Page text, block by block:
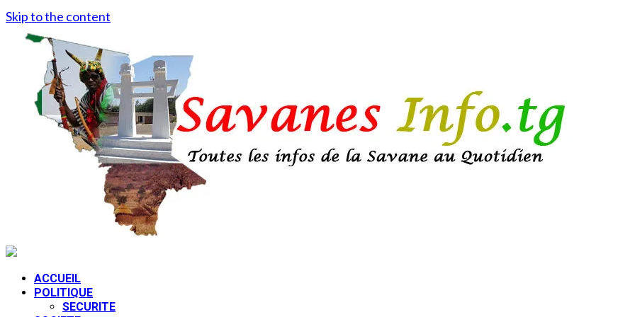
Skip to the content
ACCUEIL
POLITIQUE
SECURITE